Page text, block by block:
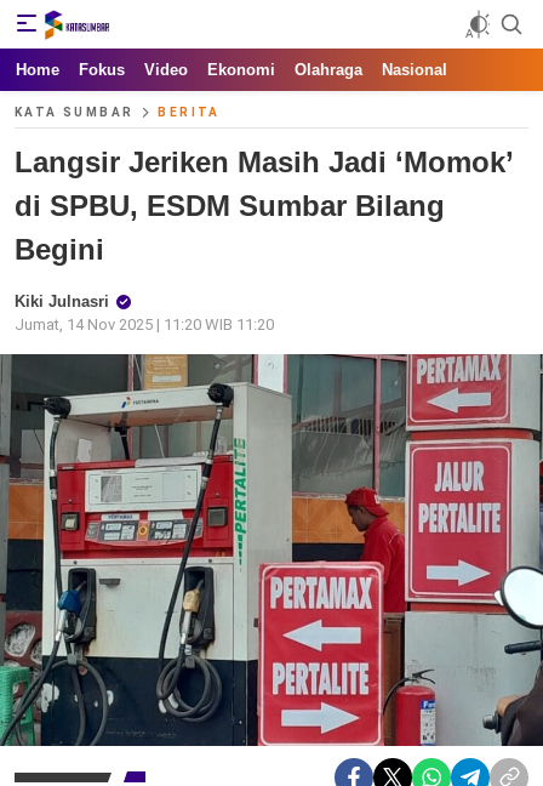
Kata Sumbar
Berita Sumbar Hari Ini
Home Fokus Video Ekonomi Olahraga Nasional
KATA SUMBAR BERITA
Langsir Jeriken Masih Jadi ‘Momok’
di SPBU, ESDM Sumbar Bilang
Begini
Kiki Julnasri
Jumat, 14 Nov 2025 | 11:20 WIB 11:20